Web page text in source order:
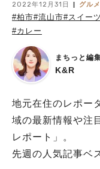
2022年12月31日 グルメ
#柏市#流山市#スイーツ
#カレー
まちっと編
K&R
地元在住のレポー
域の最新情報や注
レポート」。
先週の人気記事ベ